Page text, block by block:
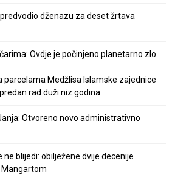
dženazu za deset žrtava
Ovdje je počinjeno planetarno zlo
parcelama Medžlisa Islamske zajednice
rad duži niz godina
Otvoreno novo administrativno
ne blijedi: obilježene dvije decenije